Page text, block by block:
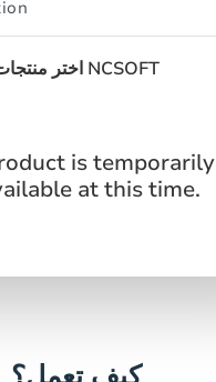
اختر منتجات NCSOFT
is temporarily
at this time.